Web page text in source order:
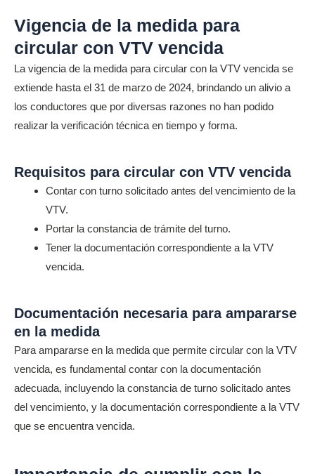
Vigencia de la medida para
circular con VTV vencida
La vigencia de la medida para circular con la VTV vencida se
extiende hasta el 31 de marzo de 2024, brindando un alivio a
los conductores que por diversas razones no han podido
realizar la verificación técnica en tiempo y forma.
Requisitos para circular con VTV vencida
Contar con turno solicitado antes del vencimiento de la
VTV.
Portar la constancia de trámite del turno.
Tener la documentación correspondiente a la VTV
vencida.
Documentación necesaria para ampararse
en la medida
Para ampararse en la medida que permite circular con la VTV
vencida, es fundamental contar con la documentación
adecuada, incluyendo la constancia de turno solicitado antes
del vencimiento, y la documentación correspondiente a la VTV
que se encuentra vencida.